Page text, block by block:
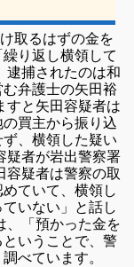
取るはずの金を
り返し横領して
捕されたのは和
弁護士の矢田裕
と矢田容疑者は
買主から振り込
、横領した疑い
者が岩出警察署
疑者は警察の取
ていて、横領し
いない」と話し
「預かった金を
いうことで、警
べています。